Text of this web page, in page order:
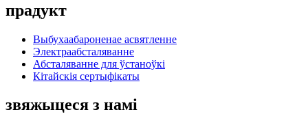
прадукт
Выбухаабароненае асвятленне
Электраабсталяванне
Абсталяванне для ўстаноўкі
Кітайскія сертыфікаты
звяжыцеся з намі